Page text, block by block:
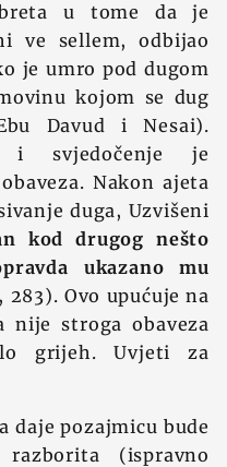
u tome da je
ve sellem, odbijao
je umro pod dugom
kojom se dug
Davud i Nesai).
i svjedočenje je
Nakon ajeta
duga, Uzvišeni
kod drugog nešto
ukazano mu
283). Ovo upućuje na
nije stroga obaveza
grijeh. Uvjeti za
daje pozajmicu bude
(ispravno